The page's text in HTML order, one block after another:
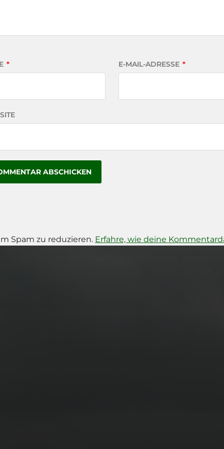
* E-MAIL-ADRESSE *
Spam zu reduzieren. Erfahre, wie deine